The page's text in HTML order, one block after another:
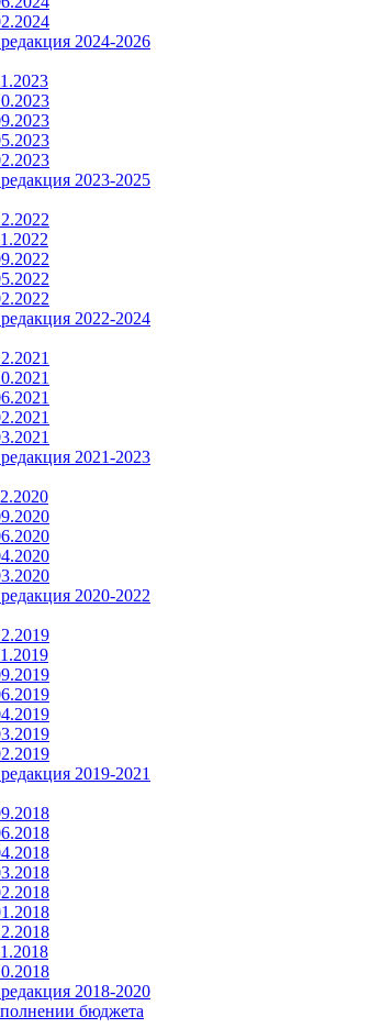
2024-2026
2023-2025
2022-2024
2021-2023
2020-2022
2019-2021
2018-2020
бюджета